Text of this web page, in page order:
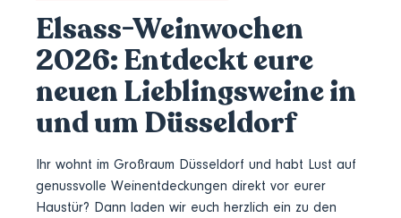
Elsass-Weinwochen
2026: Entdeckt eure
neuen Lieblingsweine in
und um Düsseldorf
Ihr wohnt im Großraum Düsseldorf und habt Lust auf
genussvolle Weinentdeckungen direkt vor eurer
Haustür? Dann laden wir euch herzlich ein zu den